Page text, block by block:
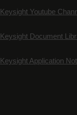
Keysight Youtube
Keysight Document
Keysight Application